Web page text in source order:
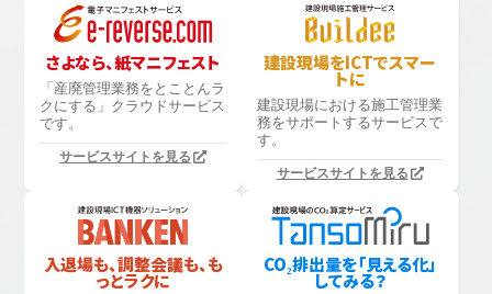
さよなら、紙マニフェスト
「産廃管理業務をとことんラ
クにする」 クラウドサービス
です。
サービスサイトを見る
建設現場をICTでスマー
トに
建設現場における施工管理業
務をサポートするサービスで
す。
サービスサイトを見る
入退場も、調整会議も、も
っとラクに
CO₂排出量を「見える化」
してみる？